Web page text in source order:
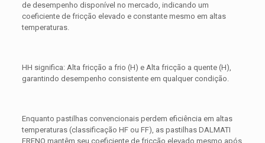
de desempenho disponível no mercado, indicando um
coeficiente de fricção elevado e constante mesmo em altas
temperaturas.
HH significa: Alta fricção a frio (H) e Alta fricção a quente (H),
garantindo desempenho consistente em qualquer condição.
Enquanto pastilhas convencionais perdem eficiência em altas
temperaturas (classificação HF ou FF), as pastilhas DALMATI
FRENO mantêm seu coeficiente de fricção elevado mesmo após